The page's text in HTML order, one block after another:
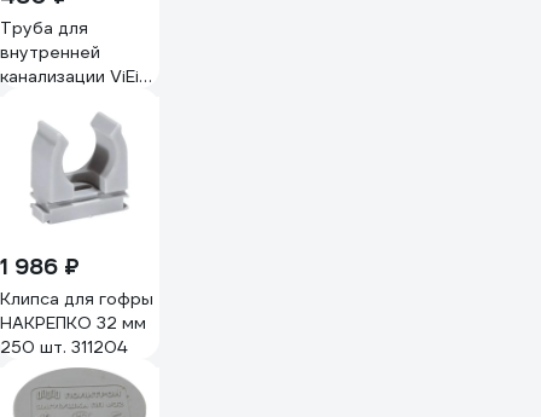
Труба для
внутренней
канализации ViEiR
длина 1000мм,
толщина стенки
32х2,0х1000
1 986 ₽
Клипса для гофры
НАКРЕПКО 32 мм
250 шт. 311204